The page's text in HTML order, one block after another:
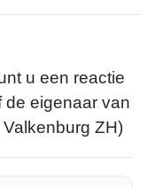
u een reactie
de eigenaar van
ZH)